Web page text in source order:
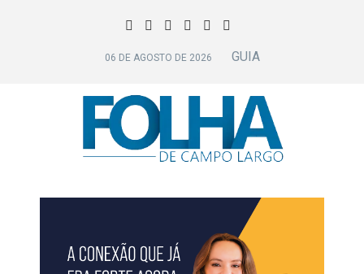
06 DE AGOSTO DE 2026 GUIA